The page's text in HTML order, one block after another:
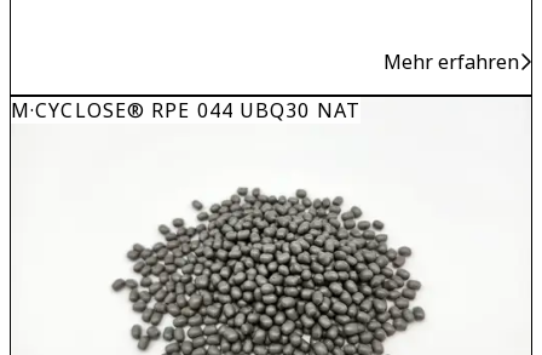
Mehr erfahren
M·CYCLOSE® RPE 044 UBQ30 NAT